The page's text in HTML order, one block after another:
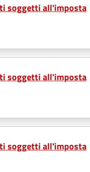
soggetti all'imposta
soggetti all'imposta
soggetti all'imposta